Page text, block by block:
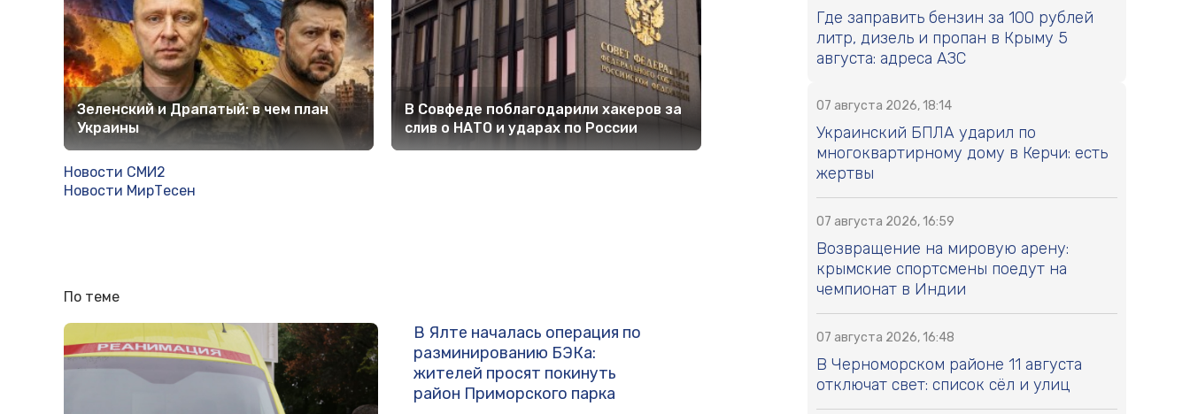
Зеленский и Драпатый: в чем план
Украины
В Совфеде поблагодарили хакеров за
слив о НАТО и ударах по России
Новости СМИ2
Новости МирТесен
По теме
В Ялте началась операция по
разминированию БЭКа:
жителей просят покинуть
район Приморского парка
Где заправить бензин за 100 рублей
литр, дизель и пропан в Крыму 5
августа: адреса АЗС
07 августа 2026, 18:14
Украинский БПЛА ударил по
многоквартирному дому в Керчи: есть
жертвы
07 августа 2026, 16:59
Возвращение на мировую арену:
крымские спортсмены поедут на
чемпионат в Индии
07 августа 2026, 16:48
В Черноморском районе 11 августа
отключат свет: список сёл и улиц